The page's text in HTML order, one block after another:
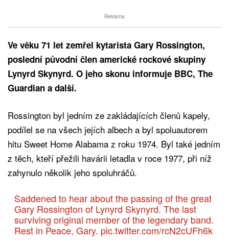
Reklama
Ve věku 71 let zemřel kytarista Gary Rossington,
poslední původní člen americké rockové skupiny
Lynyrd Skynyrd. O jeho skonu informuje BBC, The
Guardian a další.
Rossington byl jedním ze zakládajících členů kapely,
podílel se na všech jejích albech a byl spoluautorem
hitu Sweet Home Alabama z roku 1974. Byl také jedním
z těch, kteří přežili havárii letadla v roce 1977, při níž
zahynulo několik jeho spoluhráčů.
Saddened to hear about the passing of the great
Gary Rossington of Lynyrd Skynyrd. The last
surviving original member of the legendary band.
Rest in Peace, Gary. pic.twitter.com/rcN2cUFh6k